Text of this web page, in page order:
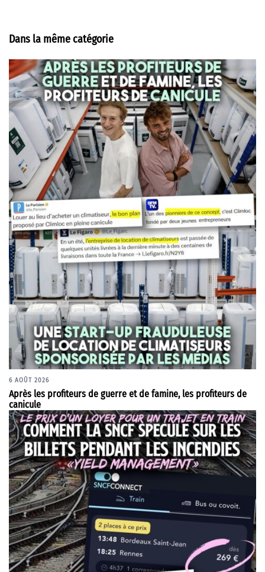
Dans la même catégorie
6 AOÛT 2026
Après les profiteurs de guerre et de famine, les profiteurs de
canicule